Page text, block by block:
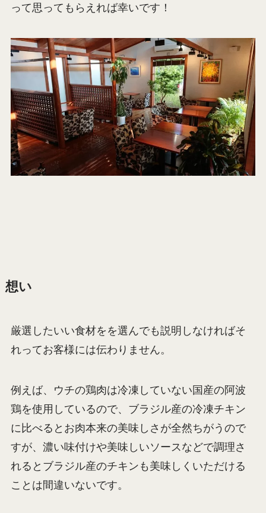
って思ってもらえれば幸いです！
想い
厳選したいい食材をを選んでも説明しなければそ
れってお客様には伝わりません。
例えば、ウチの鶏肉は冷凍していない国産の阿波
鶏を使用しているので、ブラジル産の冷凍チキン
に比べるとお肉本来の美味しさが全然ちがうので
すが、濃い味付けや美味しいソースなどで調理さ
れるとブラジル産のチキンも美味しくいただける
ことは間違いないです。